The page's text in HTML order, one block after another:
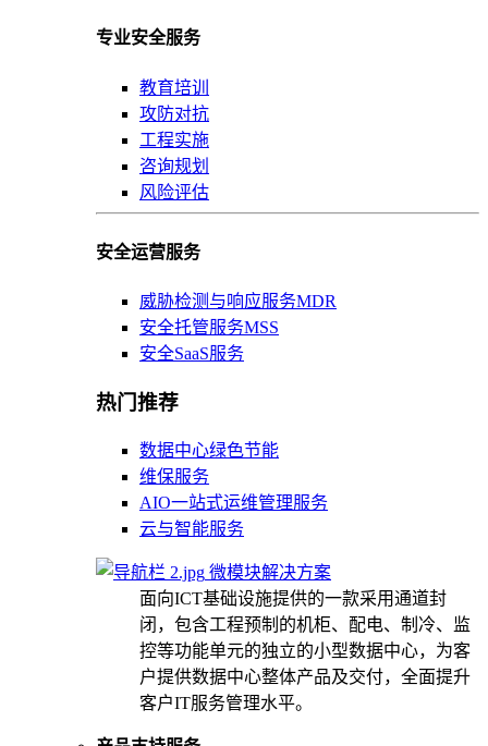
专业安全服务
教育培训
攻防对抗
工程实施
咨询规划
风险评估
安全运营服务
威胁检测与响应服务MDR
安全托管服务MSS
安全SaaS服务
热门推荐
数据中心绿色节能
维保服务
AIO一站式运维管理服务
云与智能服务
微模块解决方案
面向ICT基础设施提供的一款采用通道封
闭，包含工程预制的机柜、配电、制冷、监
控等功能单元的独立的小型数据中心，为客
户提供数据中心整体产品及交付，全面提升
客户IT服务管理水平。